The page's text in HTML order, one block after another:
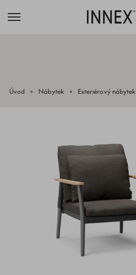
Úvod Nábytek Exteriérový nábytek